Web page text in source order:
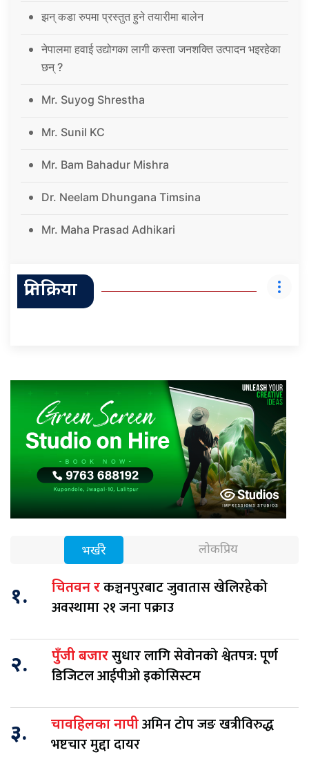
झन् कडा रुपमा प्रस्तुत हुने तयारीमा बालेन
नेपालमा हवाई उद्योगका लागी कस्ता जनशक्ति उत्पादन भइरहेका
छन् ?
Mr. Suyog Shrestha
Mr. Sunil KC
Mr. Bam Bahadur Mishra
Dr. Neelam Dhungana Timsina
Mr. Maha Prasad Adhikari
प्रतिक्रिया
भर्खरै लोकप्रिय
१. चितवन रकञ्चनपुरबाट जुवातास खेलिरहेको
अवस्थामा २१ जना पक्राउ
२. पुँजी बजारसुधार लागि सेवोनको श्वेतपत्र: पूर्ण
डिजिटल आईपीओ इकोसिस्टम
३. चावहिलका नापीअमिन टोप जङ खत्रीविरुद्ध
भष्टचार मुद्दा दायर